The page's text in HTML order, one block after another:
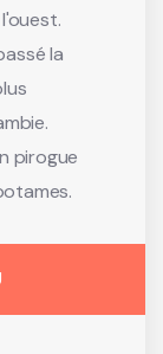
la
pirogue